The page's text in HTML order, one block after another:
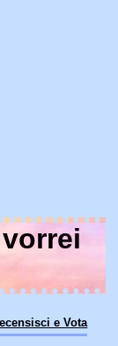
e Vota